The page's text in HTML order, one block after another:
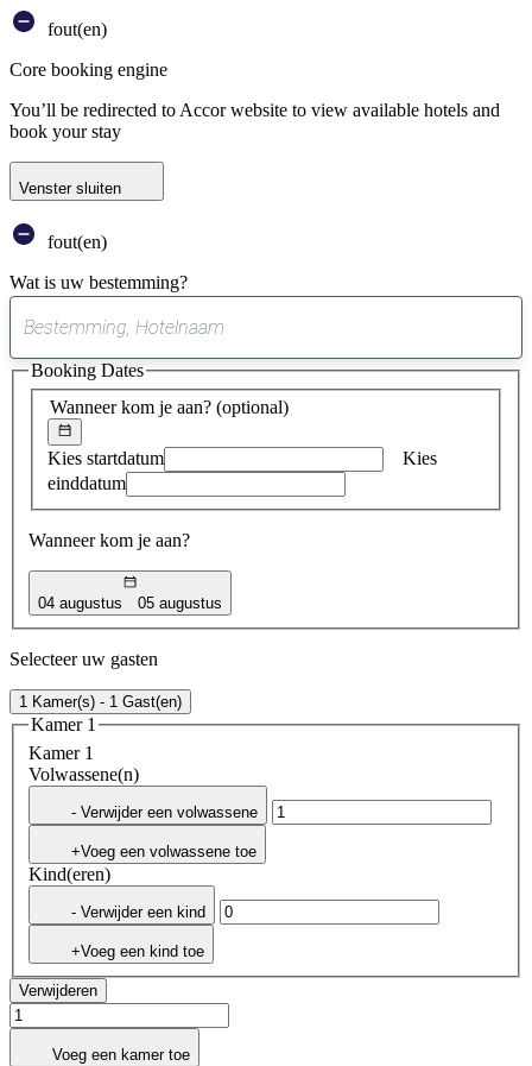
fout(en)
Core booking engine
You’ll be redirected to Accor website to view available hotels and
book your stay
Venster sluiten
fout(en)
Wat is uw bestemming?
suggestie
gevonden
Wanneer kom je aan? (optional)
Kies startdatum
Kies
einddatum
Wanneer kom je aan?
04 augustus 05 augustus
Booking Dates
Selecteer uw gasten
1 Kamer(s) - 1 Gast(en)
Kamer 1
Kamer 1
Volwassene(n)
- Verwijder een volwassene
+Voeg een volwassene toe
Kind(eren)
- Verwijder een kind
+Voeg een kind toe
Verwijderen
Voeg een kamer toe